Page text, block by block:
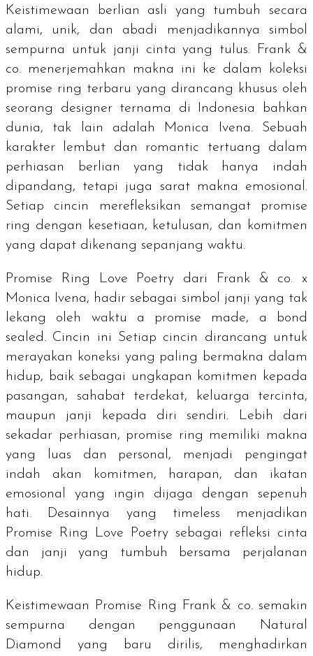
Keistimewaan berlian asli yang tumbuh secara
alami, unik, dan abadi menjadikannya simbol
sempurna untuk janji cinta yang tulus. Frank &
co. menerjemahkan makna ini ke dalam koleksi
promise ring terbaru yang dirancang khusus oleh
seorang designer ternama di Indonesia bahkan
dunia, tak lain adalah Monica Ivena.
Sebuah
karakter lembut dan romantic tertuang dalam
perhiasan berlian yang tidak hanya indah
dipandang, tetapi juga sarat makna emosional.
Setiap cincin merefleksikan semangat promise
ring dengan kesetiaan, ketulusan, dan komitmen
yang dapat dikenang sepanjang waktu.
Promise Ring Love Poetry dari Frank & co. x
Monica Ivena, hadir sebagai simbol janji yang tak
lekang oleh waktu a promise made, a bond
sealed . Cincin ini Setiap cincin dirancang untuk
merayakan koneksi yang paling bermakna dalam
hidup, baik sebagai ungkapan komitmen kepada
pasangan, sahabat terdekat, keluarga tercinta,
maupun janji kepada diri sendiri. Lebih dari
sekadar perhiasan, promise ring memiliki makna
yang luas dan personal, menjadi pengingat
indah akan komitmen, harapan, dan ikatan
emosional yang ingin dijaga dengan sepenuh
hati. Desainnya yang timeless menjadikan
Promise Ring Love Poetry sebagai refleksi cinta
dan janji yang tumbuh bersama perjalanan
hidup.
Keistimewaan Promise Ring Frank & co. semakin
sempurna dengan penggunaan
Natural
Diamond yang baru dirilis, menghadirkan